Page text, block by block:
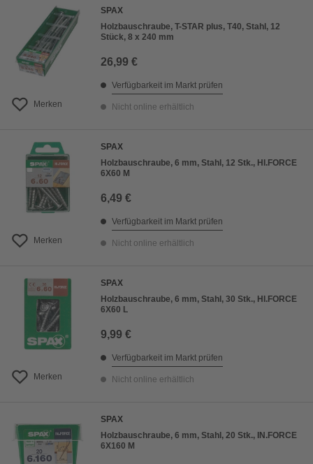
Merken
SPAX
Holzbauschraube, T-STAR plus, T40, Stahl, 12
Stück, 8 x 240 mm
26,99 €
Verfügbarkeit im Markt prüfen
Nicht online erhältlich
Merken
SPAX
Holzbauschraube, 6 mm, Stahl, 12 Stk., HI.FORCE
6X60 M
6,49 €
Verfügbarkeit im Markt prüfen
Nicht online erhältlich
Merken
SPAX
Holzbauschraube, 6 mm, Stahl, 30 Stk., HI.FORCE
6X60 L
9,99 €
Verfügbarkeit im Markt prüfen
Nicht online erhältlich
SPAX
Holzbauschraube, 6 mm, Stahl, 20 Stk., IN.FORCE
6X160 M